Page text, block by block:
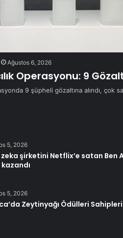
Ağustos 6, 2026
Operasyonu: 9
9 şüpheli gözaltına alındı, çok
5, 2026
şirketini Netflix’e satan Ben
5, 2026
Zeytinyağı Ödülleri